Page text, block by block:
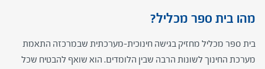
מהו בית ספר מכליל?
בית ספר מכליל מחזיק בגישה חינוכית-מערכתית שבמרכזה התאמת
מערכת החינוך לשונות הרבה שבין הלומדים. הוא שואף להבטיח שכל